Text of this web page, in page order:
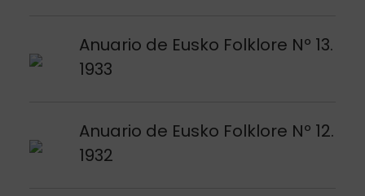
Anuario de Eusko Folklore Nº 13.
1933
Argitalpena ikusi
Anuario de Eusko Folklore Nº 12.
1932
Argitalpena ikusi